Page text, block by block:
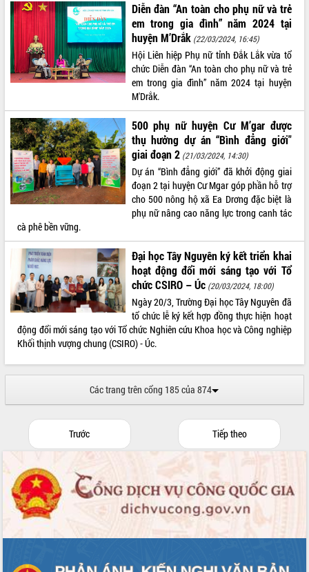
Diễn đàn “An toàn cho phụ nữ và trẻ
em trong gia đình” năm 2024 tại
huyện M’Drắk (22/03/2024, 16:45)
Hội Liên hiệp Phụ nữ tỉnh Đắk Lắk vừa tổ
chức Diễn đàn “An toàn cho phụ nữ và trẻ
em trong gia đình” năm 2024 tại huyện
M'Drắk.
500 phụ nữ huyện Cư M’gar được
thụ hưởng dự án “Bình đẳng giới"
giai đoạn 2 (21/03/2024, 14:30)
Dự án “Bình đẳng giới” đã khởi động giai
đoạn 2 tại huyện Cư Mgar góp phần hỗ trợ
cho 500 nông hộ xã Ea Drơng đặc biệt là
phụ nữ nâng cao năng lực trong canh tác
cà phê bền vững.
Đại học Tây Nguyên ký kết triển khai
hoạt động đổi mới sáng tạo với Tổ
chức CSIRO – Úc (20/03/2024, 18:00)
Ngày 20/3, Trường Đại học Tây Nguyên đã
tổ chức lễ ký kết hợp đồng thực hiện hoạt
động đổi mới sáng tạo với Tổ chức Nghiên cứu Khoa học và Công nghiệp
Khối thịnh vượng chung (CSIRO) - Úc.
Các trang trên cổng 185 của 874
Trước Tiếp theo